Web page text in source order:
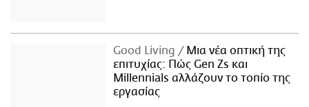
Good Living
Μια νέα οπτική της
επιτυχίας: Πώς Gen Zs και
Millennials αλλάζουν το τοπίο της
εργασίας